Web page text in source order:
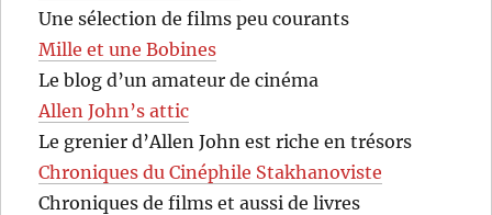
Une sélection de films peu courants
Mille et une Bobines
Le blog d’un amateur de cinéma
Allen John’s attic
Le grenier d’Allen John est riche en trésors
Chroniques du Cinéphile Stakhanoviste
Chroniques de films et aussi de livres